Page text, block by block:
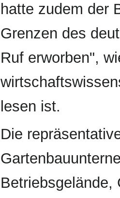
hatte zudem der
Grenzen des
Ruf erworben",
lesen ist.
Die
Betriebsgelände,